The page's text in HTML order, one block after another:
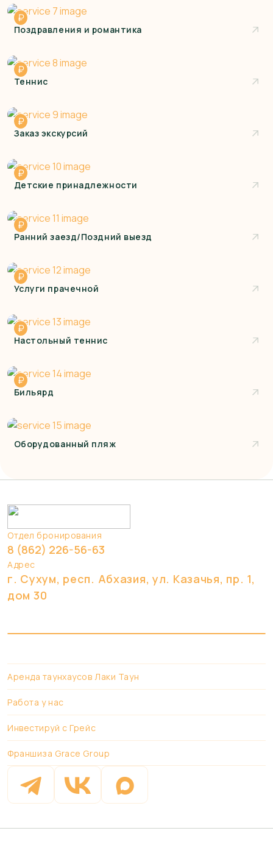
Поздравления и романтика
₽
Теннис
₽
Заказ экскурсий
₽
Детские принадлежности
₽
Ранний заезд/Поздний выезд
₽
Услуги прачечной
₽
Настольный теннис
₽
Бильярд
₽
Оборудованный пляж
Отдел бронирования
8 (862) 226-56-63
Адрес
г. Сухум, респ. Абхазия, ул. Казачья, пр. 1,
дом 30
Аренда таунхаусов Лаки Таун
Работа у нас
Инвестируй с Грейс
Франшиза Grace Group